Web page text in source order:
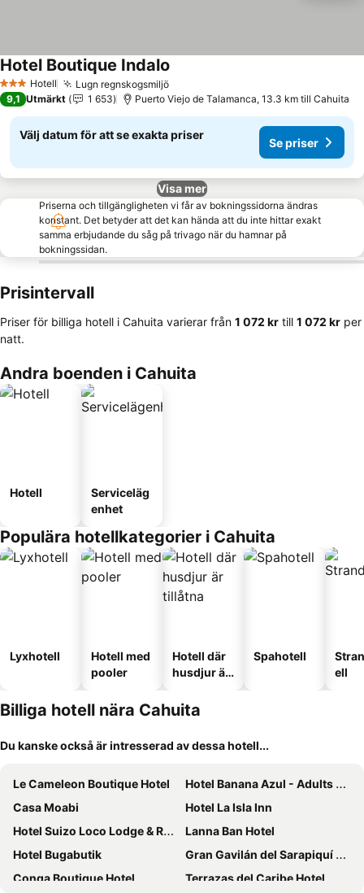
3 StjärnorHotell Lugn regnskogsmiljöSe priser
Hotel Boutique Indalo
9,1 Utmärkt 1 653 Puerto Viejo de Talamanca, 13.3 km till Cahuita
Välj datum för att se exakta priser
Se priser
Visa mer
Priserna och tillgängligheten vi får av bokningssidorna ändras
konstant. Det betyder att det kan hända att du inte hittar exakt
samma erbjudande du såg på trivago när du hamnar på
bokningssidan.
Prisintervall
Priser för billiga hotell i Cahuita varierar från ‎1 072 kr till ‎1 072 kr per
natt.
Andra boenden i Cahuita
Hotell
Serviceläg
enhet
Populära hotellkategorier i Cahuita
Lyxhotell
Hotell med
pooler
Hotell där
husdjur är
Spahotell
ell
Billiga hotell nära Cahuita
Du kanske också är intresserad av dessa hotell...
Le Cameleon Boutique Hotel
Hotel Banana Azul - Adults Only
Casa Moabi
Hotel La Isla Inn
Hotel Suizo Loco Lodge & Resort
Lanna Ban Hotel
Hotel Bugabutik
Gran Gavilán del Sarapiquí Lodge
Conga Boutique Hotel
Terrazas del Caribe Hotel